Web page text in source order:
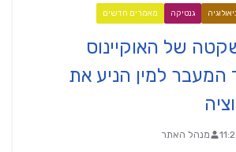
גנטיקה מאמרים חדשים
של האוקיינוס
המעבר למין הניע את
מנהל האתר